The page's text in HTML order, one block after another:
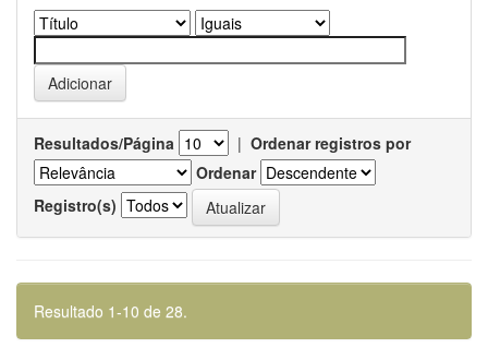
Resultados/Página | Ordenar registros por
Ordenar
Registro(s)
Resultado 1-10 de 28.